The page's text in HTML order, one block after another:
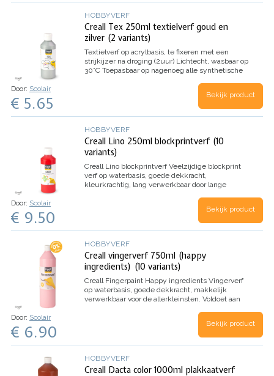
HOBBYVERF
Creall Tex 250ml textielverf goud en
zilver (2 variants)
Textielverf op acrylbasis, te fixeren met een
strijkijzer na droging (2uur) Lichtecht, wasbaar op
30˚C Toepasbaar op nagenoeg alle synthetische
Door: Scolair
€ 5.65 Bekijk product
HOBBYVERF
Creall Lino 250ml blockprintverf (10
variants)
Creall Lino blockprintverf Veelzijdige blockprint
verf op waterbasis, goede dekkracht,
kleurkrachtig, lang verwerkbaar door lange
Door: Scolair
€ 9.50 Bekijk product
HOBBYVERF
Creall vingerverf 750ml (happy
ingredients) (10 variants)
Creall Fingerpaint Happy ingredients Vingerverf
op waterbasis, goede dekkracht, makkelijk
verwerkbaar voor de allerkleinsten. Voldoet aan
Door: Scolair
€ 6.90 Bekijk product
HOBBYVERF
Creall Dacta color 1000ml plakkaatverf